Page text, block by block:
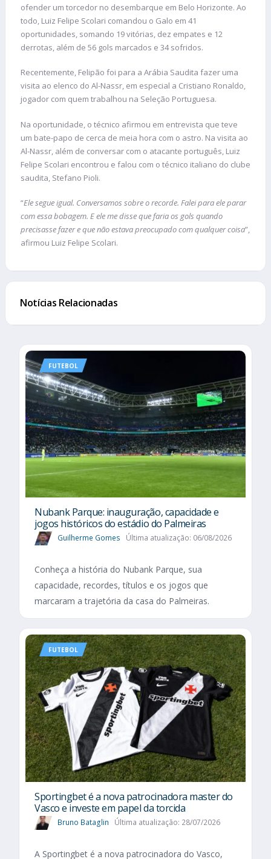
ofender um torcedor no desembarque em Belo Horizonte. Ao
todo, Luiz Felipe Scolari comandou o Galo em 41
oportunidades, somando 19 vitórias, dez empates e 12
derrotas, além de 56 gols marcados e 34 sofridos.
Recentemente, Felipão foi para a Arábia Saudita fazer uma
visita ao elenco do Al-Nassr, em especial a Cristiano Ronaldo,
jogador com quem trabalhou na Seleção Portuguesa.
Na oportunidade, o técnico afirmou em entrevista que teve
um bate-papo de cerca de meia hora com o astro. Na visita ao
Al-Nassr, além de conversar com o atacante português, Luiz
Felipe Scolari encontrou e falou com o técnico italiano do clube
saudita, Stefano Pioli.
“Ele segue igual. Conversamos sobre o recorde. Falei para ele parar
com essa bobagem. E ele me disse que faria os gols quando
precisasse fazer e que não estava preocupado com qualquer coisa”,
afirmou Luiz Felipe Scolari.
Notícias Relacionadas
FUTEBOL
Nubank Parque: inauguração, capacidade e
jogos históricos do estádio do Palmeiras
Guilherme Gomes Última atualização: 06/08/2026
Conheça a história do Nubank Parque, sua
capacidade, recordes, títulos e os jogos que
marcaram a trajetória da casa do Palmeiras.
FUTEBOL
Sportingbet é a nova patrocinadora master do
Vasco e investe em papel da torcida
Bruno Bataglin Última atualização: 28/07/2026
A Sportingbet é a nova patrocinadora do Vasco,